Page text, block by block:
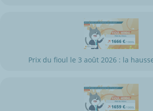
Prix du fioul le 3 août 2026 : la